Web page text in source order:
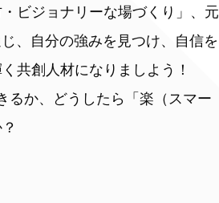
ビジョナリーな場づくり」、元
、自分の強みを見つけ、自信を
共創人材になりましよう！
るか、どうしたら「楽（スマー